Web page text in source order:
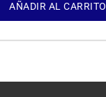
AÑADIR AL CARRITO